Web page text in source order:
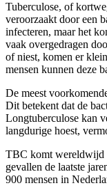
Tuberculose, of
veroorzaakt door een
infecteren, maar het
vaak overgedragen
of niest, komen er
mensen kunnen deze
De meest
Dit betekent dat de
Longtuberculose kan
langdurige hoest,
TBC komt wereldwijd
gevallen de laatste
900 mensen in